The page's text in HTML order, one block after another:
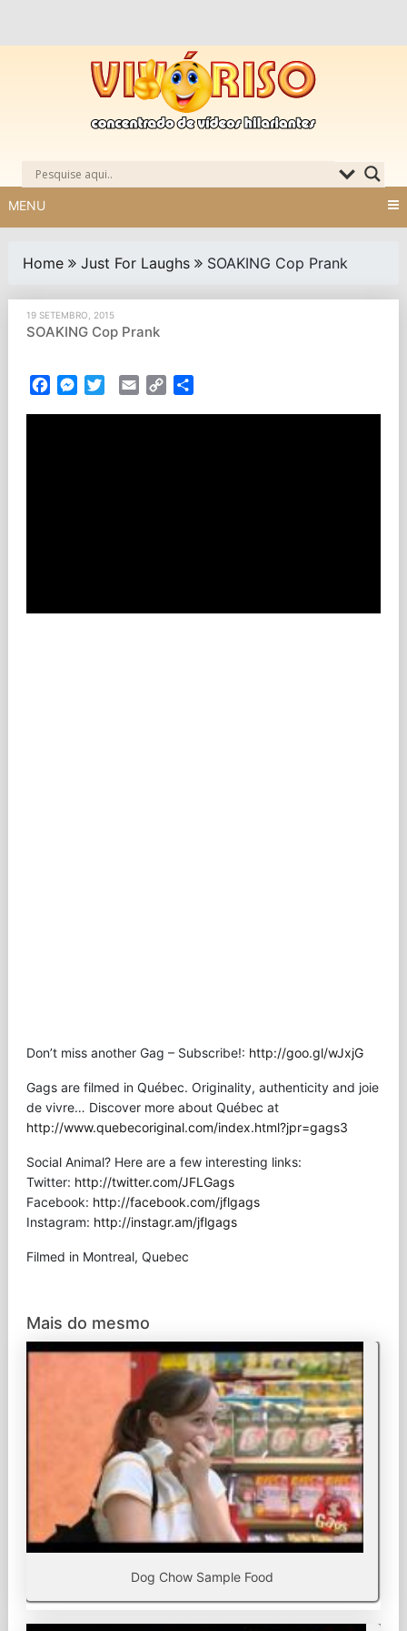
MENU
Home Just For Laughs SOAKING Cop Prank
19 SETEMBRO, 2015
SOAKING Cop Prank
FacebookMessenger
TwitterEmail Copy
Don’t miss another Gag – Subscribe!: http://goo.gl/wJxjG
Gags are filmed in Québec. Originality, authenticity and joie
de vivre… Discover more about Québec at
http://www.quebecoriginal.com/index.html?jpr=gags3
Social Animal? Here are a few interesting links:
Twitter: http://twitter.com/JFLGags
Facebook: http://facebook.com/jflgags
Instagram: http://instagr.am/jflgags
Filmed in Montreal, Quebec
Mais do mesmo
Dog Chow Sample Food